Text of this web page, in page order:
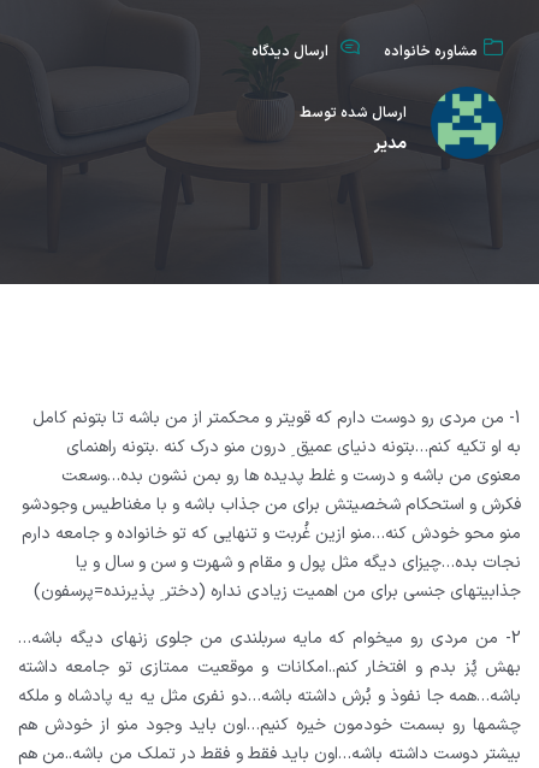
مشاوره خانواده ارسال دیدگاه
ارسال شده توسط
مدیر
1- من مردی رو دوست دارم که قویتر و محکمتر از من باشه تا بتونم کامل
به او تکیه کنم…بتونه دنیای عمیق ِ درون منو درک کنه .بتونه راهنمای
معنوی من باشه و درست و غلط پدیده ها رو بمن نشون بده…وسعت
فکرش و استحکام شخصیتش برای من جذاب باشه و با مغناطیس وجودشو
منو محو خودش کنه…منو ازین غُربت و تنهایی که تو خانواده و جامعه دارم
نجات بده…چیزای دیگه مثل پول و مقام و شهرت و سن و سال و یا
جذابیتهای جنسی برای من اهمیت زیادی نداره (دختر ِ پذیرنده=پرسفون)
2- من مردی رو میخوام که مایه سربلندی من جلوی زنهای دیگه باشه…
بهش پُز بدم و افتخار کنم..امکانات و موقعیت ممتازی تو جامعه داشته
باشه…همه جا نفوذ و بُرش داشته باشه…دو نفری مثل یه یه پادشاه و ملکه
چشمها رو بسمت خودمون خیره کنیم…اون باید وجود منو از خودش هم
بیشتر دوست داشته باشه…اون باید فقط و فقط در تملک من باشه..من هم